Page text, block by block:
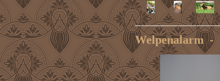
Welpenalarm -